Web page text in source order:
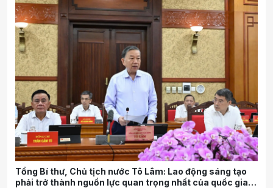
Tổng Bí thư, Chủ tịch nước Tô Lâm: Lao động sáng tạo
phải trở thành nguồn lực quan trọng nhất của quốc gia